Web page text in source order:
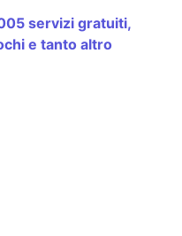
servizi gratuiti,
e tanto altro